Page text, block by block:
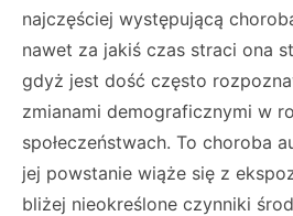
najczęściej występującą
nawet za jakiś czas straci ona
gdyż jest dość często
zmianami demograficznymi w
społeczeństwach. To choroba
jej powstanie wiąże się z
bliżej nieokreślone czynniki